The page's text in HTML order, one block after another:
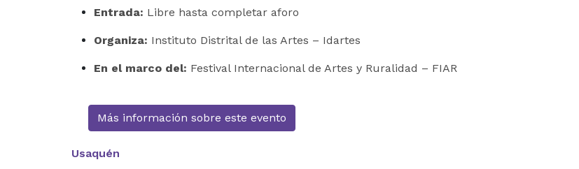
Entrada: Libre hasta completar aforo
Organiza: Instituto Distrital de las Artes – Idartes
En el marco del: Festival Internacional de Artes y Ruralidad – FIAR
Más información sobre este evento
Usaquén